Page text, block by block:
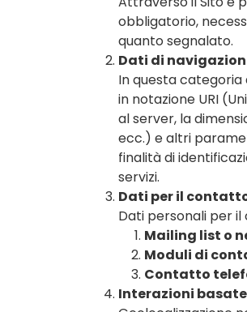
obbligatorio,
quanto segnalato.
Dati di
In questa categoria
in notazione URI
al server, la
ecc.) e altri
finalità di
servizi.
Dati per il
Dati personali per
Mailing list o
Moduli di
Contatto
Interazioni